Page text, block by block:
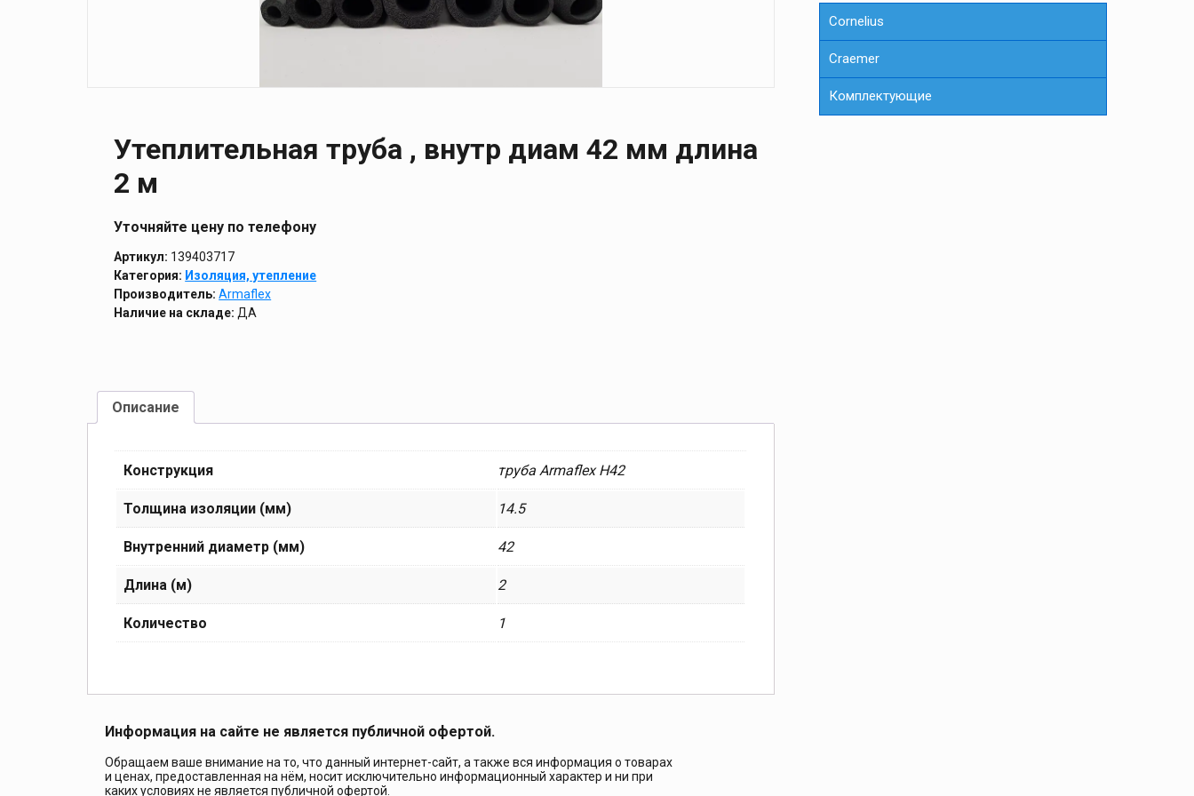
Утеплительная труба , внутр диам 42 мм длина
2 м
Уточняйте цену по телефону
Артикул: 139403717
Категория: Изоляция, утепление
Производитель:Armaflex
Наличие на складе: ДА
Описание
Конструкция труба Armaflex H42
Толщина изоляции (мм) 14.5
Внутренний диаметр (мм) 42
Длина (м) 2
Количество 1
Информация на сайте не является публичной офертой.
Обращаем ваше внимание на то, что данный интернет-сайт, а также вся информация о товарах
и ценах, предоставленная на нём, носит исключительно информационный характер и ни при
каких условиях не является публичной офертой.
Cornelius
Сraemer
Комплектующие